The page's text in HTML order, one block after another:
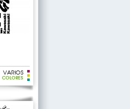
VARIOS
COLORES